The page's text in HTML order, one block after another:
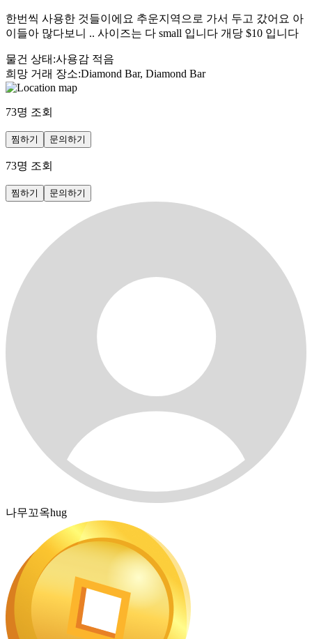
한번씩 사용한 것들이에요 추운지역으로 가서 두고 갔어요 아
이들아 많다보니 .. 사이즈는 다 small 입니다 개당 $10 입니다
물건 상태 :사용감 적음
희망 거래 장소:Diamond Bar, Diamond Bar
73명 조회
찜하기 문의하기
73명 조회
찜하기 문의하기
나무꼬옥hug